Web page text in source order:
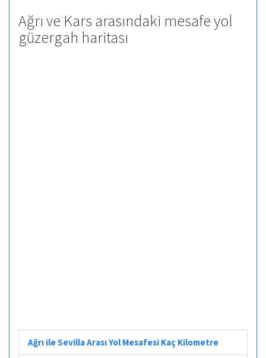
Ağrı ve Kars arasındaki mesafe yol
güzergah haritası
Ağrı ile Sevilla Arası Yol Mesafesi Kaç Kilometre